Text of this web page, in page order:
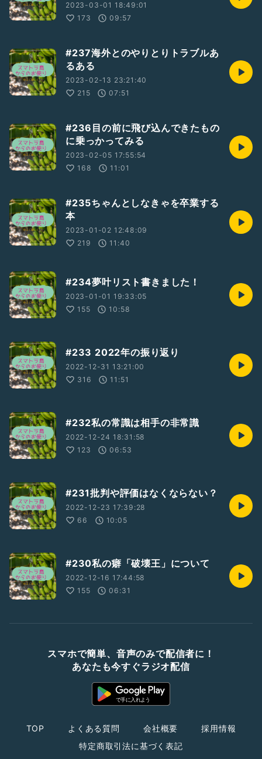
2023-03-01 18:49:01
173
09:57
#237海外とのやりとりトラブルあ
るある
2023-02-13 23:21:40
215
07:51
#236目の前に飛び込んできたもの
に乗っかってみる
2023-02-05 17:55:54
168
11:01
#235ちゃんとしなきゃを卒業する
本
2023-01-02 12:48:09
219
11:40
#234夢叶リスト書きました！
2023-01-01 19:33:05
155
10:58
#233 2022年の振り返り
2022-12-31 13:21:00
316
11:51
#232私の常識は相手の非常識
2022-12-24 18:31:58
123
06:53
#231批判や評価はなくならない？
2022-12-23 17:39:28
66
10:05
#230私の癖「破壊王」について
2022-12-16 17:44:58
155
06:31
スマホで簡単、音声のみで配信者に！
あなたも今すぐラジオ配信
TOP よくある質問 会社概要
採用情報
特定商取引法に基づく表記